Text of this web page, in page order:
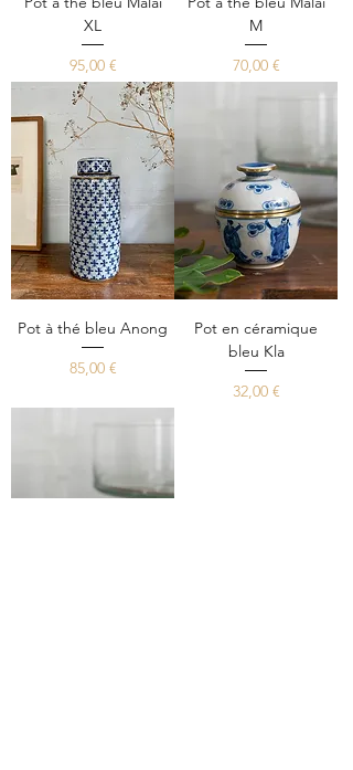
XL
Prix
95,00 €
M
Prix
70,00 €
Pot à thé bleu Anong
Prix
85,00 €
Pot en céramique
bleu Kla
Prix
32,00 €